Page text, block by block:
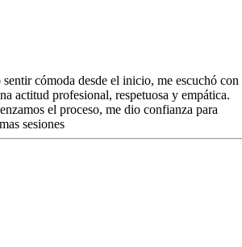
cómoda desde el inicio, me escuchó con
actitud profesional, respetuosa y empática.
el proceso, me dio confianza para
sesiones